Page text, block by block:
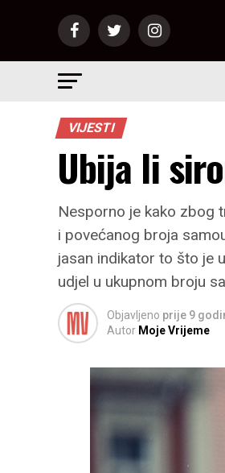
VIJESTI
Ubija li
Nesporno je kako zbog
i povećanog broja
jasan indikator to što je
udjel u ukupnom broju
Objavljeno prije 9
Autor Moje Vrijeme